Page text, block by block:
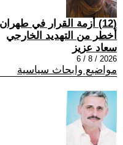
(12) أزمة القرار في
أخطر من التهديد الخارجي
سعاد عزيز
2026 / 8 / 6
مواضيع وابحاث سياسية